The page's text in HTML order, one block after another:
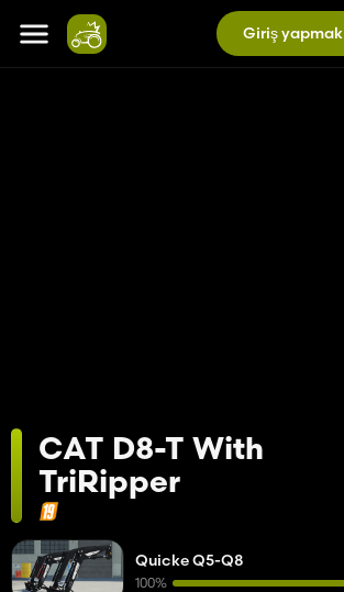
Giriş yapmak
CAT D8-T With
TriRipper
Quicke Q5-Q8
100%